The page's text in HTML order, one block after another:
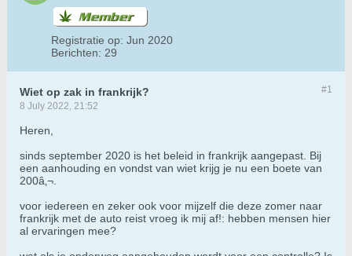
Registratie op: Jun 2020
Berichten: 29
#1
Wiet op zak in frankrijk?
8 July 2022, 21:52
Heren,
sinds september 2020 is het beleid in frankrijk aangepast. Bij
een aanhouding en vondst van wiet krijg je nu een boete van
200â‚¬.
voor iedereen en zeker ook voor mijzelf die deze zomer naar
frankrijk met de auto reist vroeg ik mij af!: hebben mensen hier
al ervaringen mee?